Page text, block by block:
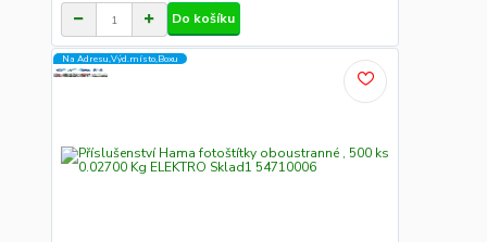
Do košíku
Na Adresu,Výd.místo,Boxu